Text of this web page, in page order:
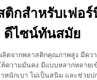
กสำหรับเฟอร์
ดีไซน์ทันสมัย
ลิตจากพลาสติกคุณภาพสูง มีคว
ความมั่นคง มีแบบหลากหลายเ
ำหนักเบา ไม่เป็นสนิม และช่วยป